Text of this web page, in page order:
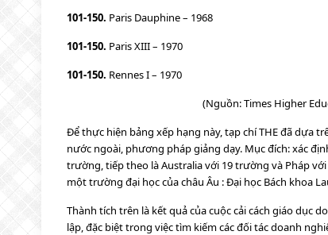
101-150. Paris Dauphine – 1968
101-150. Paris XIII – 1970
101-150. Rennes I – 1970
(Nguồn: Times Higher
Để thực hiện bảng xếp hạng này, tạp chí THE đã dựa
nước ngoài, phương pháp giảng dạy. Mục đích: xác
trường, tiếp theo là Australia với 19 trường và Pháp
một trường đại học của châu Âu : Đại học Bách khoa
Thành tích trên là kết quả của cuộc cải cách giáo dục
lập, đặc biệt trong việc tìm kiếm các đối tác doanh